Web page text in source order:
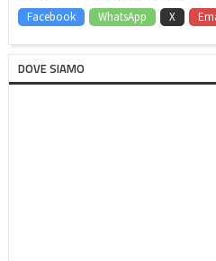
Facebook WhatsApp X
DOVE SIAMO